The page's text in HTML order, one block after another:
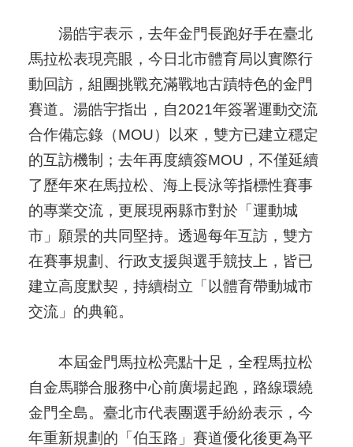
湯皓宇表示，去年金門長跑好手在臺北
馬拉松表現亮眼，今日北市體育局以實際行
動回訪，組團挑戰充滿戰地古蹟特色的金門
賽道。湯皓宇指出，自2021年簽署運動交流
合作備忘錄（MOU）以來，雙方已建立穩定
的互訪機制；去年再度續簽MOU，不僅延續
了歷年來在馬拉松、海上長泳等指標性賽事
的專業交流，更展現兩縣市對於「運動城
市」願景的共同堅持。透過每年互訪，雙方
在賽事規劃、行政支援與選手競技上，皆已
建立高度默契，持續樹立「以體育帶動城市
交流」的典範。
本屆金門馬拉松亮點十足，全程馬拉松
自金馬聯合服務中心前廣場起跑，路線環繞
金門全島。臺北市代表團選手紛紛表示，今
年重新規劃的「伯玉路」賽道優化後更為平